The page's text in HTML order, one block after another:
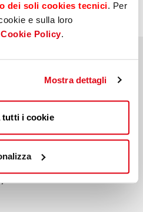
dei soli cookies tecnici. Per
e sulla loro
Cookie Policy.
Mostra dettagli
tutti i cookie
Filialen
d'Aostastrasse